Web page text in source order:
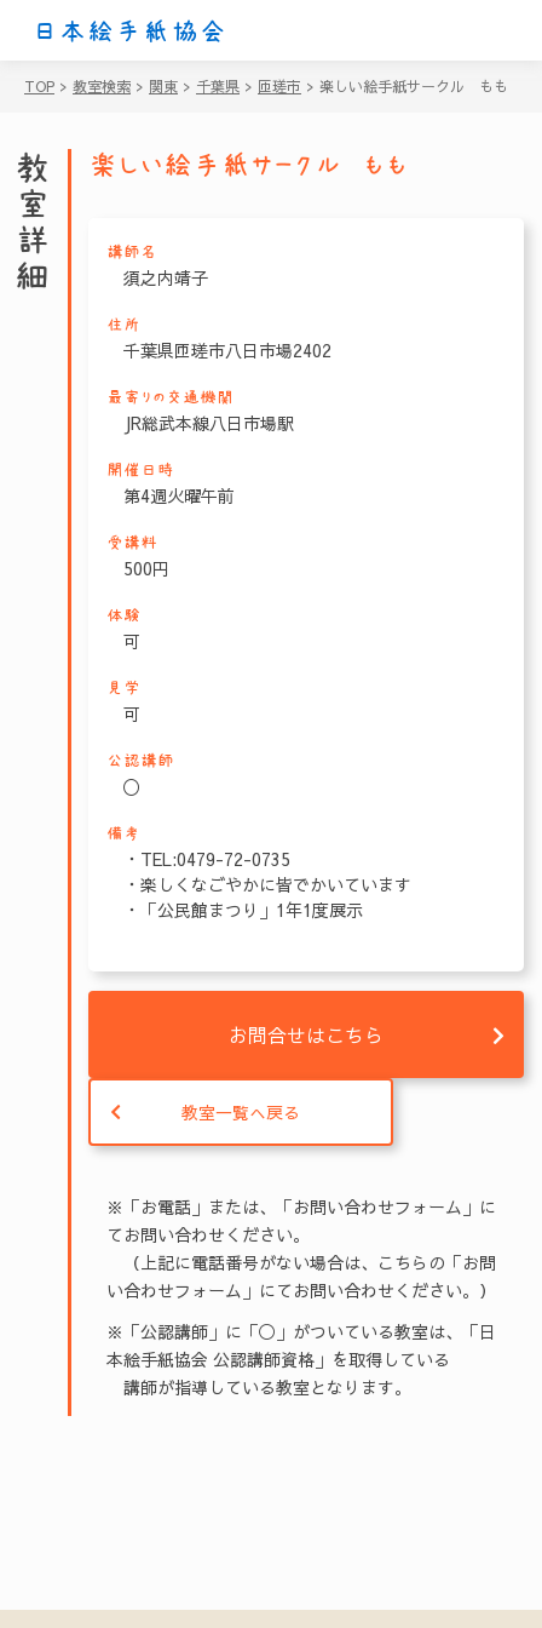
日本絵手紙協会
TOP > 教室検索 > 関東 > 千葉県 > 匝瑳市 > 楽しい絵手紙サークル もも
教室詳細 楽しい絵手紙サークル もも
講師名
須之内靖子
住所
千葉県匝瑳市八日市場2402
最寄りの交通機関
JR総武本線八日市場駅
開催日時
第4週火曜午前
受講料
500円
体験
可
見学
可
公認講師
〇
備考
・TEL:0479-72-0735
・楽しくなごやかに皆でかいています
・「公民館まつり」1年1度展示
お問合せはこちら
教室一覧へ戻る
※「お電話」または、「お問い合わせフォーム」に
てお問い合わせください。
（上記に電話番号がない場合は、こちらの「お問
い合わせフォーム」にてお問い合わせください。）
※「公認講師」に「◯」がついている教室は、「日
本絵手紙協会 公認講師資格」を取得している
講師が指導している教室となります。